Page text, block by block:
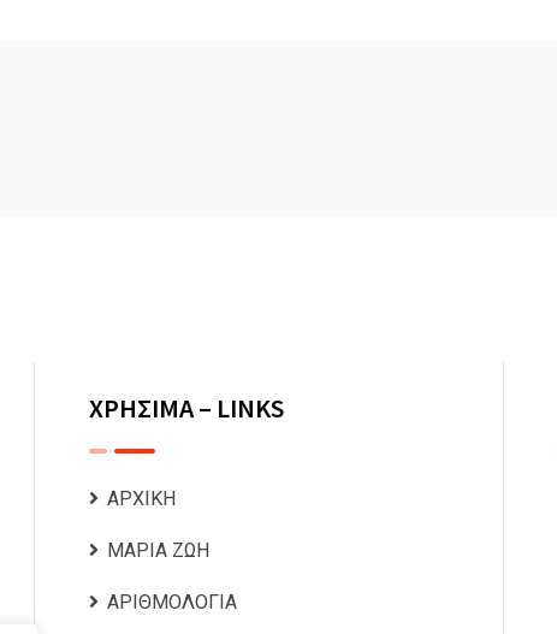
ΧΡΗΣΙΜΑ – LINKS
ΑΡΧΙΚΗ
ΜΑΡΙΑ ΖΩΗ
ΑΡΙΘΜΟΛΟΓΙΑ